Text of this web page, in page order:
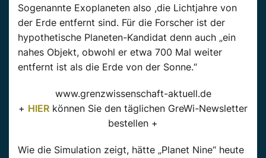
Sogenannte Exoplaneten also ,die Lichtjahre von
der Erde entfernt sind. Für die Forscher ist der
hypothetische Planeten-Kandidat denn auch „ein
nahes Objekt, obwohl er etwa 700 Mal weiter
entfernt ist als die Erde von der Sonne.“
www.grenzwissenschaft-aktuell.de
+ HIER können Sie den täglichen GreWi-Newsletter
bestellen +
Wie die Simulation zeigt, hätte „Planet Nine“ heute